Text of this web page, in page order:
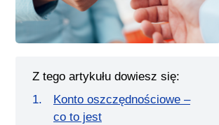
Z tego artykułu dowiesz się:
Konto oszczędnościowe –
co to jest